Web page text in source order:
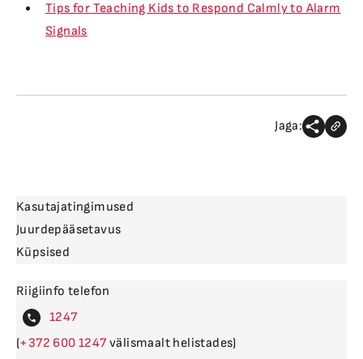
Tips for Teaching Kids to Respond Calmly to Alarm
Signals
Jaga:
Kasutajatingimused
Juurdepääsetavus
Küpsised
Riigiinfo telefon
4
(
600 välismaalt helistades)